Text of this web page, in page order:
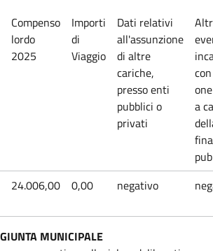
Compenso
lordo
2025
Importi
di
Viaggio
Dati relativi
all'assunzione
di altre
cariche,
presso enti
pubblici o
privati
con
a
24.006,00 0,00 negativo
MUNICIPALE